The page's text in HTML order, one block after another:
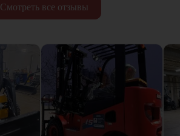
Смотреть все отзывы